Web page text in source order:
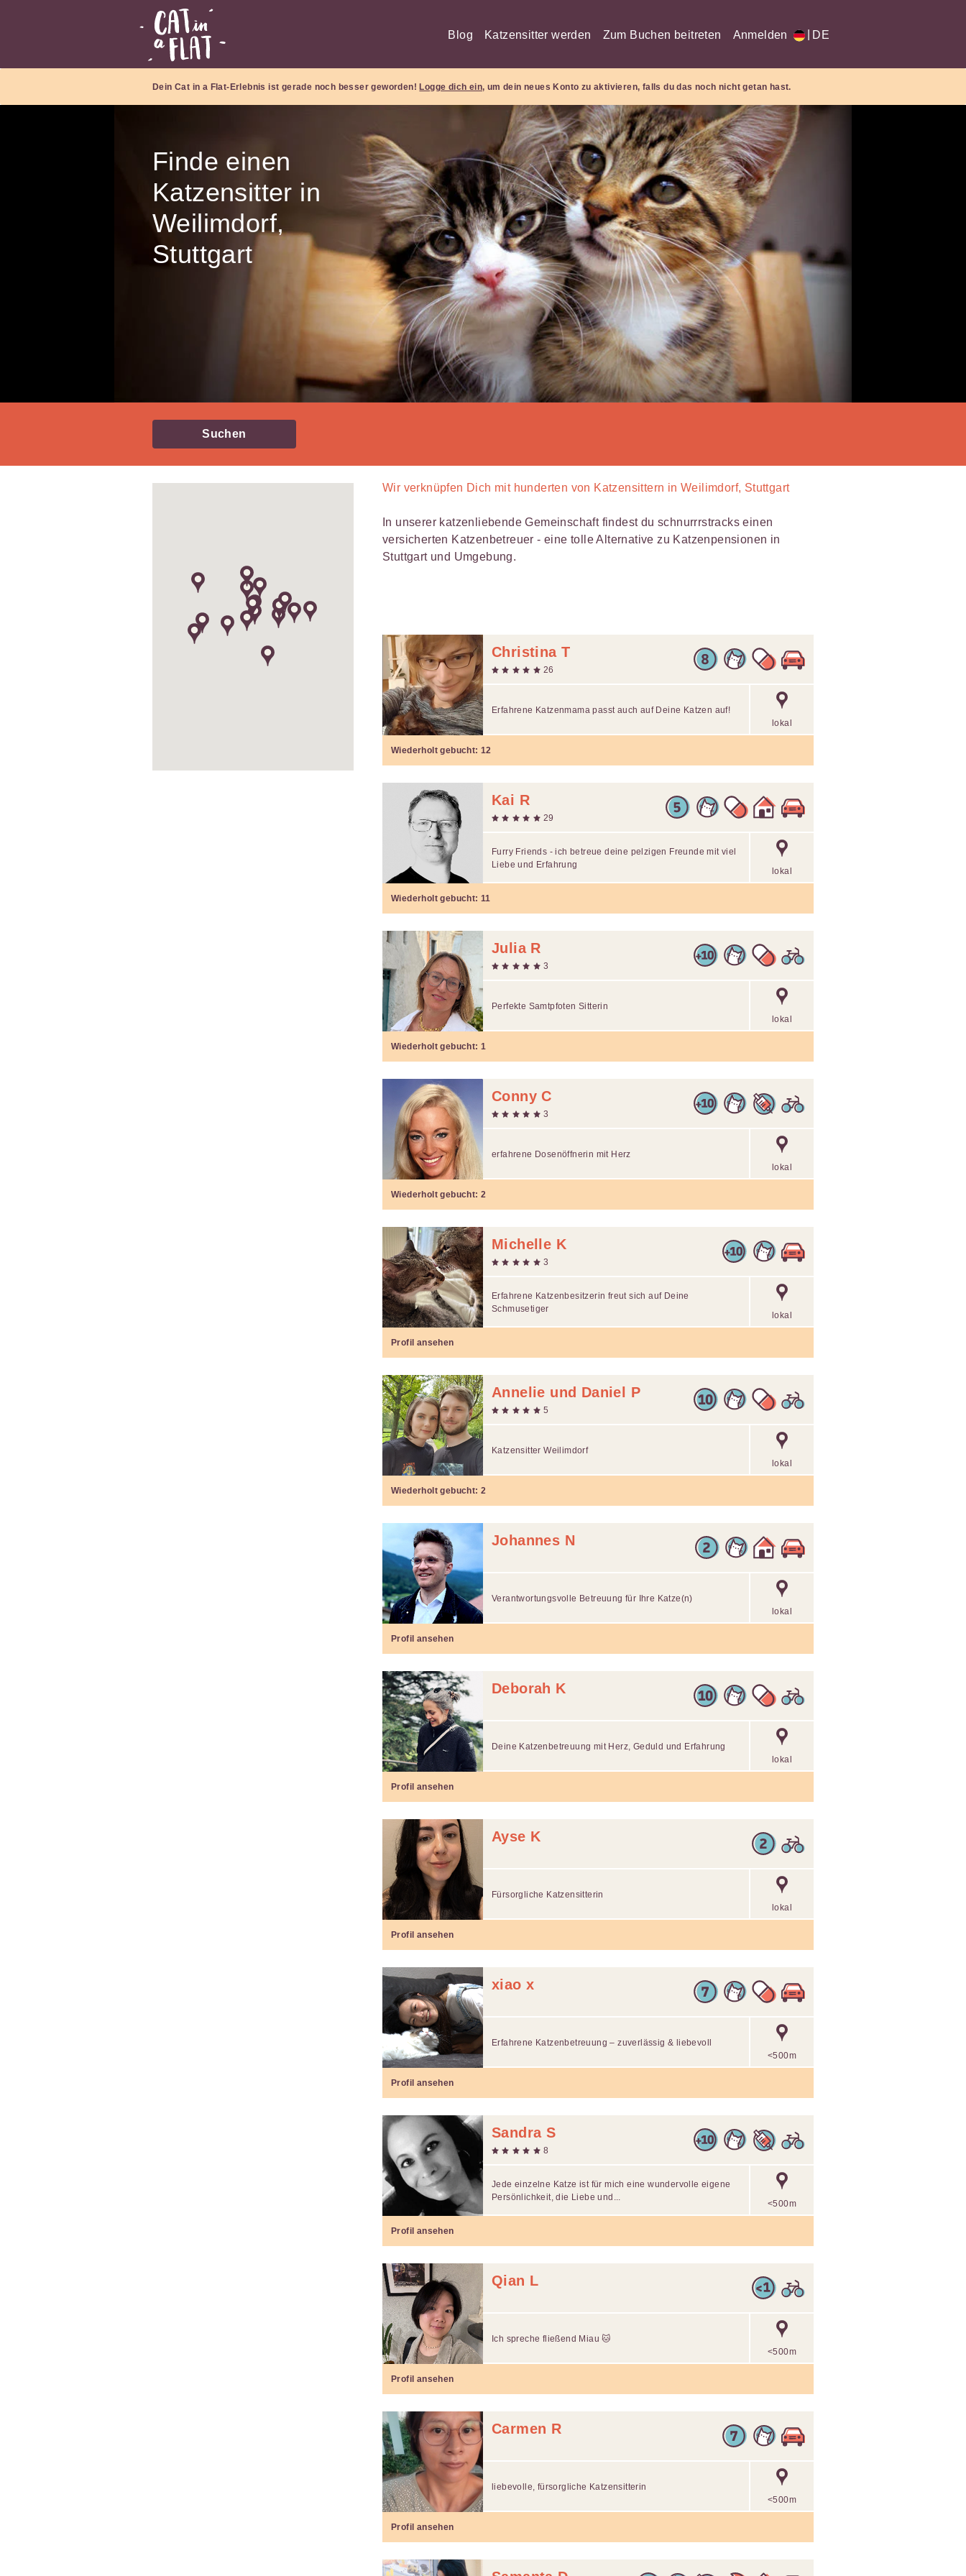
Blog Katzensitter werden Zum Buchen beitreten Anmelden DE
Dein Cat in a Flat-Erlebnis ist gerade noch besser geworden!Logge dich ein, um dein neues Konto zu aktivieren, falls du das noch nicht getan hast.
Finde einen
Katzensitter in
Weilimdorf,
Stuttgart
Suchen
Wir verknüpfen Dich mit hunderten von Katzensittern in Weilimdorf, Stuttgart
In unserer katzenliebende Gemeinschaft findest du schnurrrstracks einen
versicherten Katzenbetreuer - eine tolle Alternative zu Katzenpensionen in
Stuttgart und Umgebung.
Christina T
26
lokal
Erfahrene Katzenmama passt auch auf Deine Katzen auf!
Wiederholt gebucht:12
Kai R
29
lokal
Furry Friends - ich betreue deine pelzigen Freunde mit viel
Liebe und Erfahrung
Wiederholt gebucht:11
Julia R
3
lokal
Perfekte Samtpfoten Sitterin
Wiederholt gebucht:1
Conny C
3
lokal
erfahrene Dosenöffnerin mit Herz
Wiederholt gebucht:2
Michelle K
3
lokal
Erfahrene Katzenbesitzerin freut sich auf Deine
Schmusetiger
Profil ansehen
Annelie und Daniel P
5
lokal
Katzensitter Weilimdorf
Wiederholt gebucht:2
Johannes N
lokal
Verantwortungsvolle Betreuung für Ihre Katze(n)
Profil ansehen
Deborah K
lokal
Deine Katzenbetreuung mit Herz, Geduld und Erfahrung
Profil ansehen
Ayse K
lokal
Fürsorgliche Katzensitterin
Profil ansehen
xiao x
<500m
Erfahrene Katzenbetreuung – zuverlässig & liebevoll
Profil ansehen
Sandra S
8
<500m
Jede einzelne Katze ist für mich eine wundervolle eigene
Persönlichkeit, die Liebe und...
Profil ansehen
Qian L
<500m
Ich spreche fließend Miau 🐱
Profil ansehen
Carmen R
<500m
liebevolle, fürsorgliche Katzensitterin
Profil ansehen